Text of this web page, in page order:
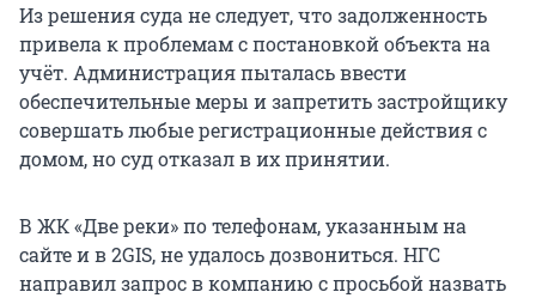
Из решения суда не следует, что задолженность
привела к проблемам с постановкой объекта на
учёт. Администрация пыталась ввести
обеспечительные меры и запретить застройщику
совершать любые регистрационные действия с
домом, но суд отказал в их принятии.
В ЖК «Две реки» по телефонам, указанным на
сайте и в 2GIS, не удалось дозвониться. НГС
направил запрос в компанию с просьбой назвать